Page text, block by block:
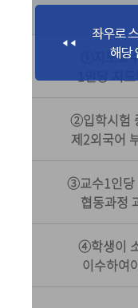
①지도교
1인당 지
②입학시험
제2외국어
③교수1인당
협동과정
④학생이
이수하